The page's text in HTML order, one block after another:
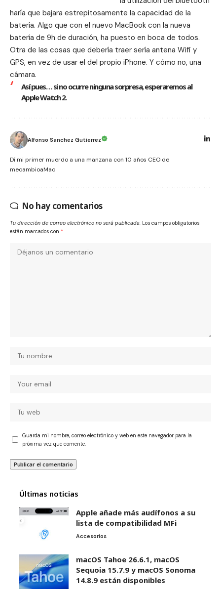
haría que bajara estrepitosamente la capacidad de la
batería. Algo que con el nuevo MacBook con la nueva
batería de 9h de duración, ha puesto en boca de todos.
Otra de las cosas que debería traer sería antena Wifi y
GPS, en vez de usar el del propio iPhone. Y cómo no, una
cámara.
Así pues… si no ocurre ninguna sorpresa, esperaremos al
Apple Watch 2.
Alfonso Sanchez Gutierrez
Dí mi primer muerdo a una manzana con 10 años CEO de
mecambioaMac
No hay comentarios
Tu dirección de correo electrónico no será publicada. Los campos obligatorios
están marcados con *
Guarda mi nombre, correo electrónico y web en este navegador para la
próxima vez que comente.
Últimas noticias
Apple añade más audífonos a su
lista de compatibilidad MFi
Accesorios
macOS Tahoe 26.6.1, macOS
Sequoia 15.7.9 y macOS Sonoma
14.8.9 están disponibles